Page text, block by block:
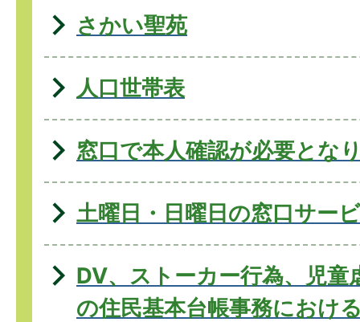
さかい聖苑
人口世帯表
窓口で本人確認が必要とな
土曜日・日曜日の窓口サー
DV、ストーカー⾏為、児童
の住⺠基本台帳事務におけ